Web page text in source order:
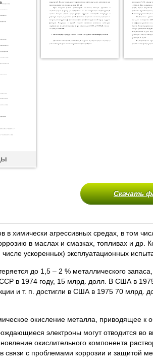
Скачать
в химически агрессивных средах, в том
в маслах и смазках, топливах и др.
ускоренных) эксплуатационных
до 1,5 – 2 % металлического
в 1974 году, 15 млрд. долл. В США в
и т. п. достигли в США в 1975 70 млрд.
окисление металла, приводящее к
электроны могут отводится во
окислительного компонента
связи с проблемами коррозии и защитой